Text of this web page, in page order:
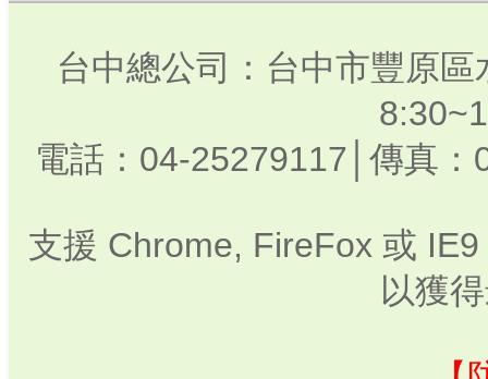
台中總公司：台中市豐原
電話：04-25279117│傳真
支援 Chrome, FireFox 或
以獲